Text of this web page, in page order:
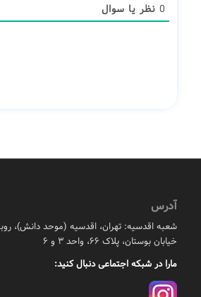
0 نظر یا سوال
آدرس
شعبه اقدسیه: تهران، اقدسیه (موحد دانش)،
خیابان بوستان، پلاک ۶۶، واحد ۳ و ۶
مارا در شبکه اجتماعی دنبال کنید: